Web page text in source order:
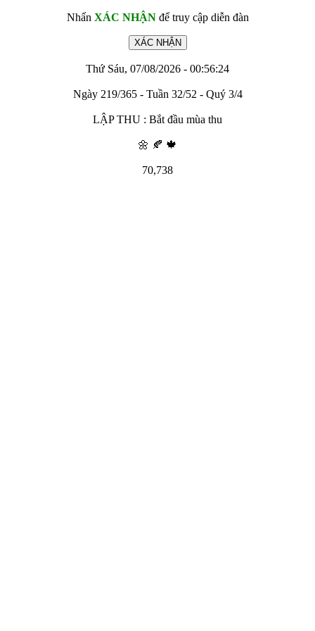
Nhấn XÁC NHẬNđể truy cập diễn đàn
Thứ Sáu, 07/08/2026 - 00:56:24
Ngày 219/365 - Tuần 32/52 - Quý 3/4
LẬP THU : Bắt đầu mùa thu
🌼 🍂 🍁
70,738